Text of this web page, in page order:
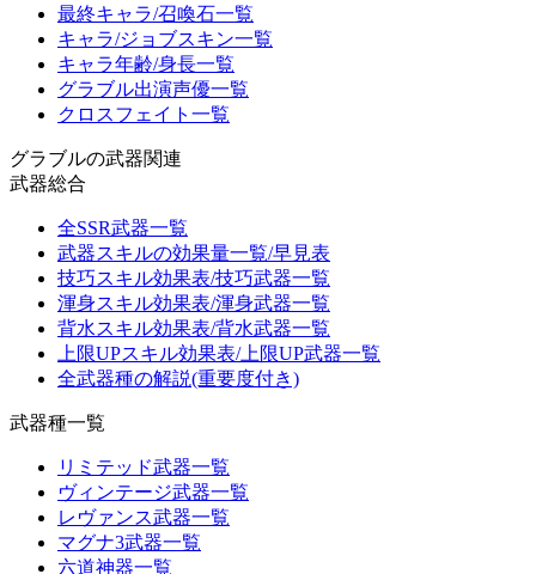
最終キャラ/召喚石一覧
キャラ/ジョブスキン一覧
キャラ年齢/身長一覧
グラブル出演声優一覧
クロスフェイト一覧
グラブルの武器関連
武器総合
全SSR武器一覧
武器スキルの効果量一覧/早見表
技巧スキル効果表/技巧武器一覧
渾身スキル効果表/渾身武器一覧
背水スキル効果表/背水武器一覧
上限UPスキル効果表/上限UP武器一覧
全武器種の解説(重要度付き)
武器種一覧
リミテッド武器一覧
ヴィンテージ武器一覧
レヴァンス武器一覧
マグナ3武器一覧
六道神器一覧